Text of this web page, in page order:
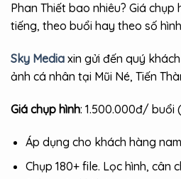
Phan Thiết bao nhiêu? Giá chụp
tiếng, theo buổi hay theo số
Sky Media xin gửi đến quý
ảnh cá nhân tại Mũi Né, Tiến
Giá chụp hình: 1.500.000đ/ buổi
Áp dụng cho khách hàng
Chụp 180+ file. Lọc hình, cân